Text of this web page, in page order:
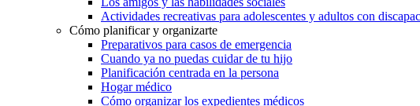
Actividades recreativas para adolescentes y adultos con
Cómo planificar y organizarte
Preparativos para casos de emergencia
Cuando ya no puedas cuidar de tu hijo
Planificación centrada en la persona
Hogar médico
Cómo organizar los expedientes médicos